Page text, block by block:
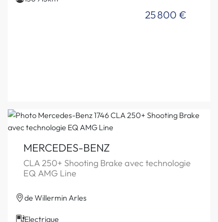
25 800 €
MERCEDES-BENZ
CLA 250+ Shooting Brake avec technologie
EQ AMG Line
de Willermin Arles
Electrique